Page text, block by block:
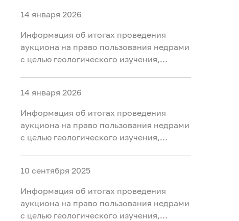
«Сергинский 9», расположенного на
территории Белоярского района Ханты-
Мансийского автономного округа - Югры
14 января 2026
Информация об итогах проведения
аукциона на право пользования недрами
с целью геологического изучения,
«Западно-Нятлонгский»,
расположенного на территории
Сургутского района Ханты-Мансийского
автономного округа - Югры
14 января 2026
Информация об итогах проведения
аукциона на право пользования недрами
с целью геологического изучения,
«Восточно-Камский», расположенного
на территории Ханты-Мансийского
района Ханты-Мансийского
автономного округа - Югры
10 сентября 2025
Информация об итогах проведения
аукциона на право пользования недрами
с целью геологического изучения,